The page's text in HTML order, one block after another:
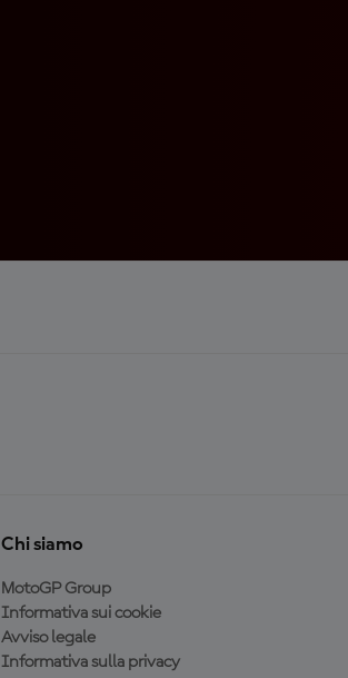
Chi siamo
MotoGP Group
Informativa sui cookie
Avviso legale
Informativa sulla privacy